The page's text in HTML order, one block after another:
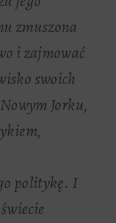
zmuszona
i zajmować
swoich
Jorku,
politykę. I